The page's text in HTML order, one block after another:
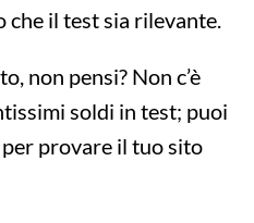
che il test sia rilevante.
non pensi? Non c’è
soldi in test; puoi
per provare il tuo sito